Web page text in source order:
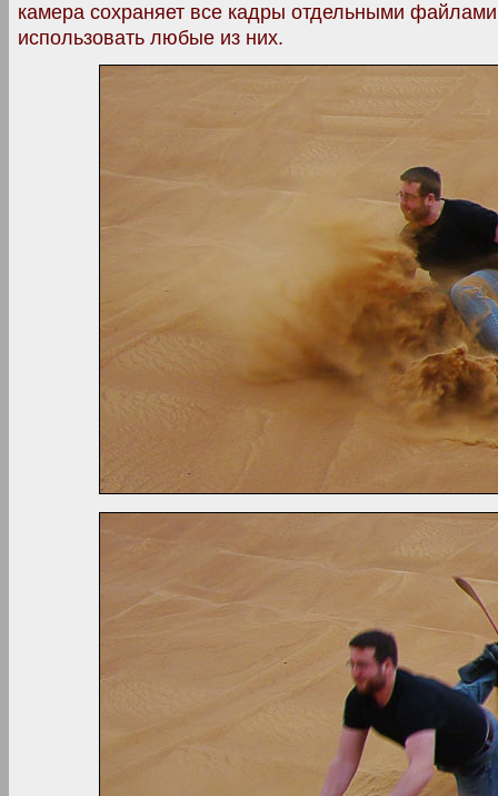
камера сохраняет все кадры отдельными
использовать любые из них.